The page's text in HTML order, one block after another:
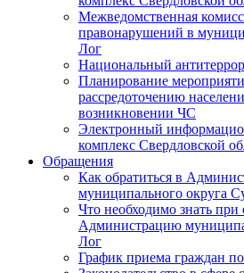
Межведомственная
правонарушений в
Лог
Национальный
Планирование
рассредоточению
возникновении ЧС
Электронный
комплекс Свердловской
Обращения
Как обратиться в
муниципального округа
Что необходимо знать
Администрацию
Лог
График приема граждан